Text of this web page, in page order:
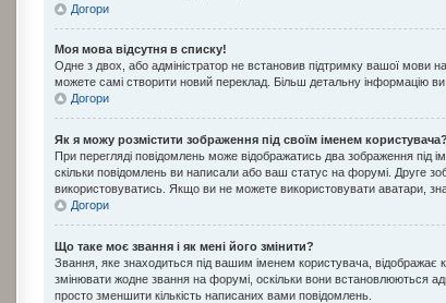
Догори
Моя мова відсутня в списку!
Одне з двох, або адміністратор не встановив підтримку вашої мови
можете самі створити новий переклад. Більш детальну інформацію
Догори
Як я можу розмістити зображення під своїм іменем користувача?
При перегляді повідомлень може відображатись два зображення під
скільки повідомлень ви написали або ваш статус на форумі. Друге
використовуватись. Якщо ви не можете використовувати аватари,
Догори
Що таке моє звання і як мені його змінити?
Звання, яке знаходиться під вашим іменем користувача, відображає
змінювати жодне звання на форумі, оскільки вони встановлюються
просто зменшити кількість написаних вами повідомлень.